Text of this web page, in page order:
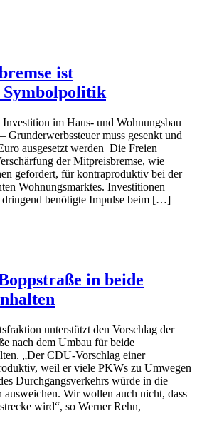
ist
Symbolpolitik
im Haus- und Wohnungsbau
Grunderwerbssteuer muss gesenkt und
ausgesetzt werden Die Freien
der Mitpreisbremse, wie
gefordert, für kontraproduktiv bei der
Wohnungsmarktes. Investitionen
dringend benötigte Impulse beim […]
in beide
unterstützt den Vorschlag der
nach dem Umbau für beide
„Der CDU-Vorschlag einer
weil er viele PKWs zu Umwegen
Durchgangsverkehrs würde in die
ausweichen. Wir wollen auch nicht, dass
wird“, so Werner Rehn,